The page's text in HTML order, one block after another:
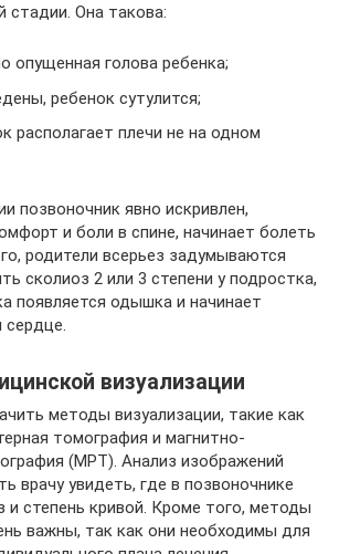
стадии. Она такова:
опущенная голова ребенка;
ребенок сутулится;
располагает плечи не на одном
позвоночник явно искривлен,
и боли в спине, начинает болеть
родители всерьез задумываются
сколиоз 2 или 3 степени у подростка,
появляется одышка и начинает
сердце.
визуализации
методы визуализации, такие как
томография и магнитно-
(МРТ). Анализ изображений
врачу увидеть, где в позвоночнике
и степень кривой. Кроме того, методы
важны, так как они необходимы для